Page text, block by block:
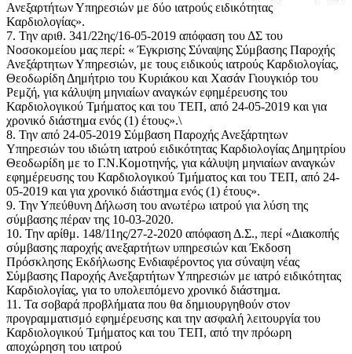
Ανεξαρτήτων Υπηρεσιών με δύο ιατρούς ειδικότητας
Καρδιολογίας».
7. Την αριθ. 341/22ης/16-05-2019 απόφαση του ΔΣ του
Νοσοκομείου μας περί: « Έγκρισης Σύναψης Σύμβασης Παροχής
Ανεξάρτητων Υπηρεσιών, με τους ειδικούς ιατρούς Καρδιολογίας,
Θεοδωρίδη Δημήτριο του Κυριάκου και Χασάν Γιουγκιόρ του
Ρεμζή, για κάλυψη μηνιαίων αναγκών εφημέρευσης του
Καρδιολογικού Τμήματος και του ΤΕΠ, από 24-05-2019 και για
χρονικό διάστημα ενός (1) έτους».\
8. Την από 24-05-2019 Σύμβαση Παροχής Ανεξάρτητων
Υπηρεσιών του ιδιώτη ιατρού ειδικότητας Καρδιολογίας Δημητρίου
Θεοδωρίδη με το Γ.Ν.Κομοτηνής, για κάλυψη μηνιαίων αναγκών
εφημέρευσης του Καρδιολογικού Τμήματος και του ΤΕΠ, από 24-
05-2019 και για χρονικό διάστημα ενός (1) έτους».
9. Την Υπεύθυνη Δήλωση του ανωτέρω ιατρού για λύση της
σύμβασης πέραν της 10-03-2020.
10. Την αρίθμ. 148/11ης/27-2-2020 απόφαση Δ.Σ., περί «Διακοπής
σύμβασης παροχής ανεξαρτήτων υπηρεσιών και Έκδοση
Πρόσκλησης Εκδήλωσης Ενδιαφέροντος για σύναψη νέας
Σύμβασης Παροχής Ανεξαρτήτων Υπηρεσιών με ιατρό ειδικότητας
Καρδιολογίας, για το υπολειπόμενο χρονικό διάστημα.
11. Τα σοβαρά προβλήματα που θα δημιουργηθούν στον
προγραμματισμό εφημέρευσης και την ασφαλή λειτουργία του
Καρδιολογικού Τμήματος και του ΤΕΠ, από την πρόωρη
αποχώρηση του ιατρού